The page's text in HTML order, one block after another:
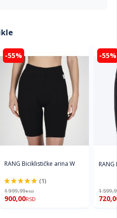
-55%
RANG Biciklističke arina W
100%
(1)
1.999,99RSD
900,00RSD
-55%